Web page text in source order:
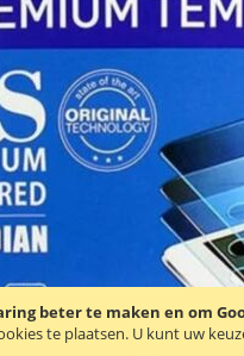
beter te maken en om
te plaatsen. U kunt uw